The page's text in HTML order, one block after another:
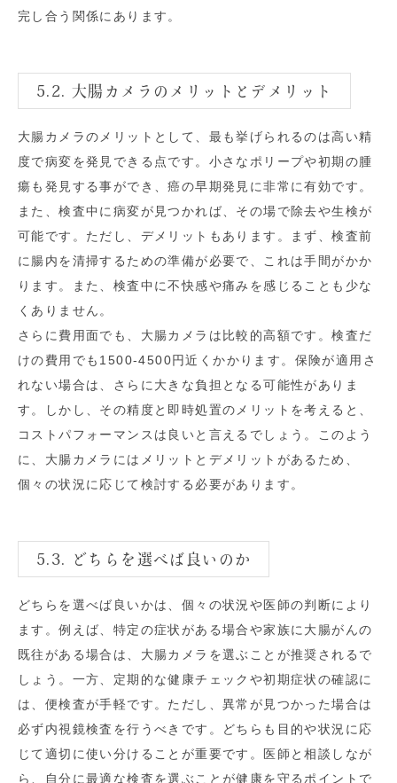
完し合う関係にあります。
5.2. 大腸カメラのメリットとデメリット
大腸カメラのメリットとして、最も挙げられるのは高い精
度で病変を発見できる点です。小さなポリープや初期の腫
瘍も発見する事ができ、癌の早期発見に非常に有効です。
また、検査中に病変が見つかれば、その場で除去や生検が
可能です。ただし、デメリットもあります。まず、検査前
に腸内を清掃するための準備が必要で、これは手間がかか
ります。また、検査中に不快感や痛みを感じることも少な
くありません。
さらに費用面でも、大腸カメラは比較的高額です。検査だ
けの費用でも1500-4500円近くかかります。保険が適用さ
れない場合は、さらに大きな負担となる可能性がありま
す。しかし、その精度と即時処置のメリットを考えると、
コストパフォーマンスは良いと言えるでしょう。このよう
に、大腸カメラにはメリットとデメリットがあるため、
個々の状況に応じて検討する必要があります。
5.3. どちらを選べば良いのか
どちらを選べば良いかは、個々の状況や医師の判断により
ます。例えば、特定の症状がある場合や家族に大腸がんの
既往がある場合は、大腸カメラを選ぶことが推奨されるで
しょう。一方、定期的な健康チェックや初期症状の確認に
は、便検査が手軽です。ただし、異常が見つかった場合は
必ず内視鏡検査を行うべきです。どちらも目的や状況に応
じて適切に使い分けることが重要です。医師と相談しなが
ら、自分に最適な検査を選ぶことが健康を守るポイントで